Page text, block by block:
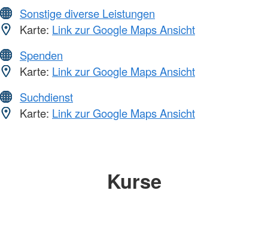
Sonstige diverse Leistungen
Karte: Link zur Google Maps Ansicht
Spenden
Karte: Link zur Google Maps Ansicht
Suchdienst
Karte: Link zur Google Maps Ansicht
Kurse